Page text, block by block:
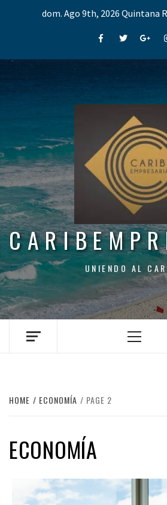
dom. Ago 9th, 2026 Quintana
FacebookTwitter
UNIENDO AL
Menu
HOME ECONOMÍA PAGE 2
ECONOMÍA